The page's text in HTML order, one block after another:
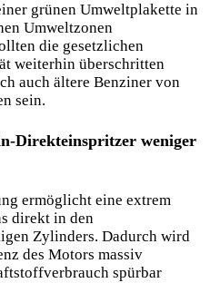
grünen Umweltplakette in
Umweltzonen
die gesetzlichen
weiterhin überschritten
auch ältere Benziner von
sein.
Direkteinspritzer weniger
ermöglicht eine extrem
direkt in den
Zylinders. Dadurch wird
des Motors massiv
spürbar